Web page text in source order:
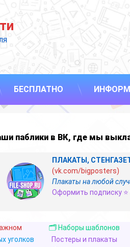
БЕСПЛАТНО
паблики в ВК, где мы
ПЛАКАТЫ,
(vk.com/bigposters)
Плакаты на любой
Оформить подписку
🗂️ Наборы шаблонов
уголков Постеры и плакаты